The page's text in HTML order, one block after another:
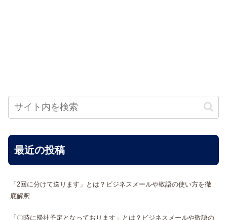
最近の投稿
「2回に分けて送ります」とは？ビジネスメールや敬語の使い方を徹
底解釈
「〇時に帰社予定となっております」とは？ビジネスメールや敬語の